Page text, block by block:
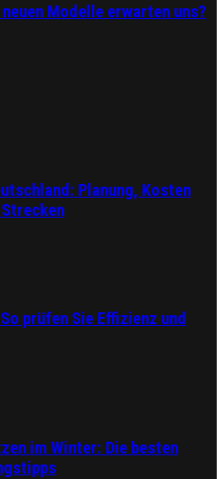
Modelle erwarten uns?
Planung, Kosten
prüfen Sie Effizienz und
im Winter: Die besten